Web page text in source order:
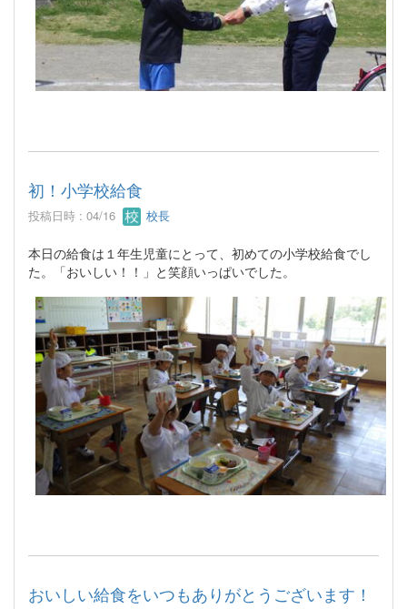
初！小学校給食
投稿日時 : 04/16 校長
本日の給食は１年生児童にとって、初めての小学校給食でし
た。「おいしい！！」と笑顔いっぱいでした。
おいしい給食をいつもありがとうございます！